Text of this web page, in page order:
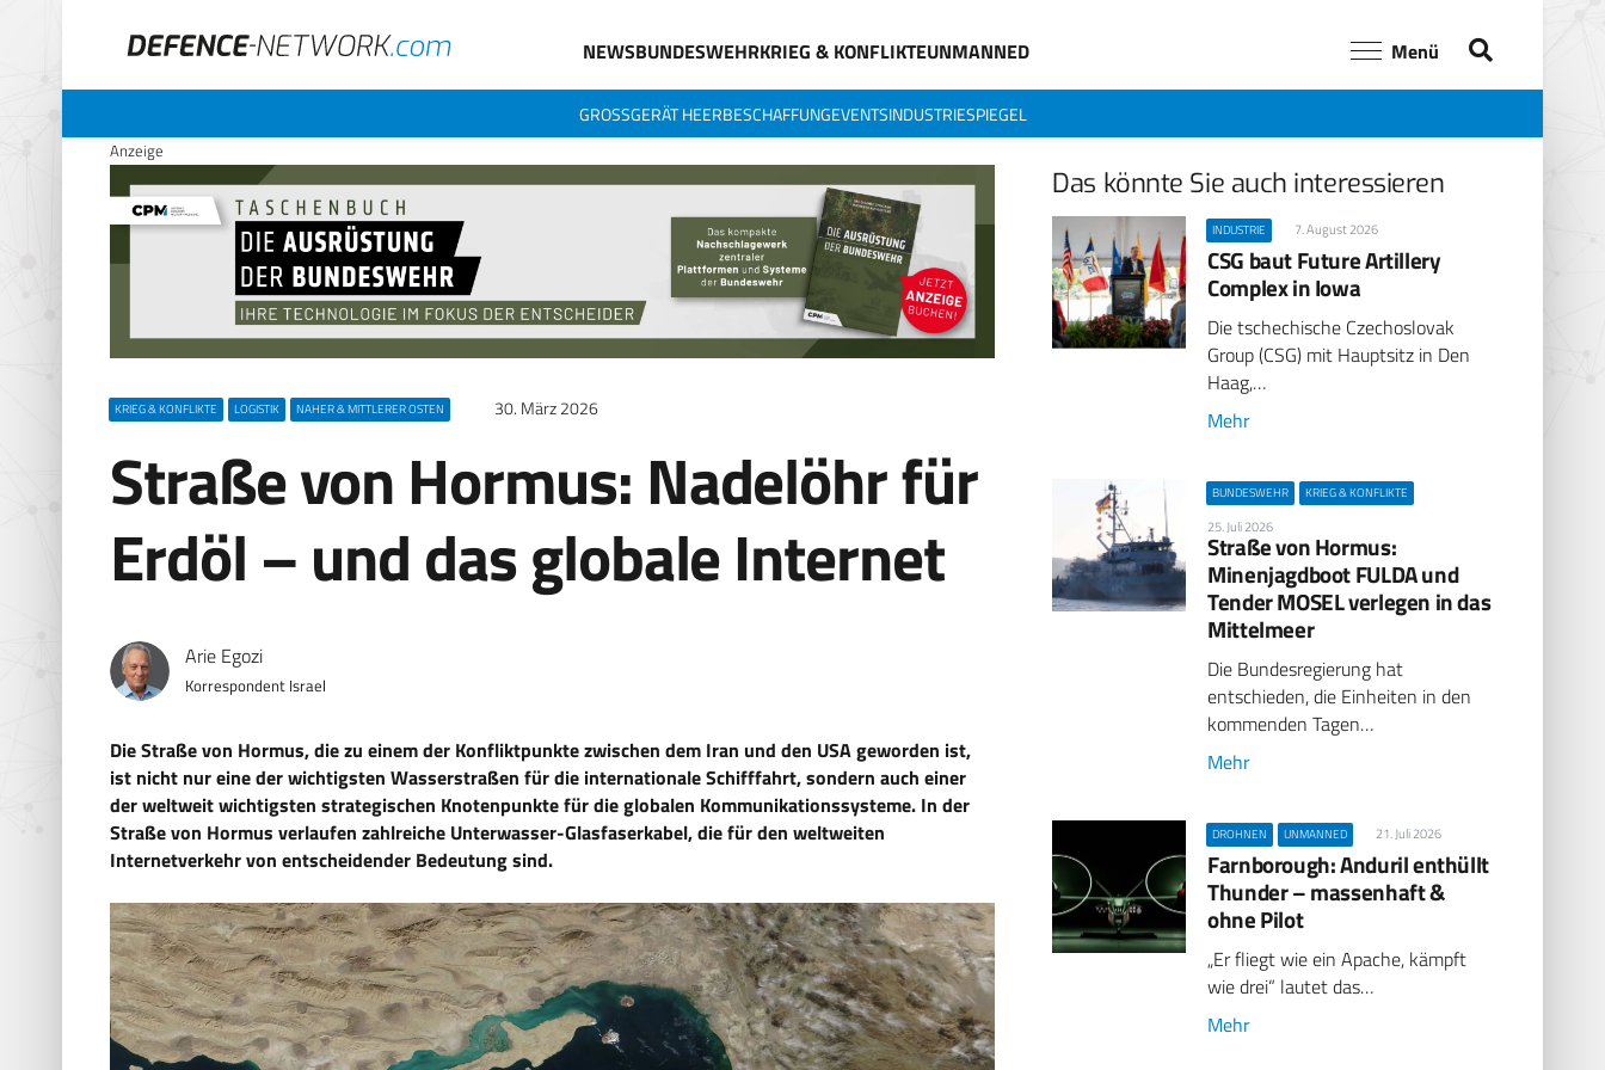
NEWSBUNDESWEHRKRIEG & KONFLIKTEUNMANNED Menü
GROSSGERÄT HEERBESCHAFFUNGEVENTSINDUSTRIESPIEGEL
Anzeige
KRIEG & KONFLIKTE LOGISTIK NAHER & MITTLERER OSTEN 30. März 2026
Straße von Hormus: Nadelöhr für
Erdöl – und das globale Internet
Arie Egozi
Korrespondent Israel
Die Straße von Hormus, die zu einem der Konfliktpunkte zwischen dem Iran und den USA geworden ist,
ist nicht nur eine der wichtigsten Wasserstraßen für die internationale Schifffahrt, sondern auch einer
der weltweit wichtigsten strategischen Knotenpunkte für die globalen Kommunikationssysteme. In der
Straße von Hormus verlaufen zahlreiche Unterwasser-Glasfaserkabel, die für den weltweiten
Internetverkehr von entscheidender Bedeutung sind.
Das könnte Sie auch interessieren
INDUSTRIE 7. August 2026
CSG baut Future Artillery
Complex in Iowa
Die tschechische Czechoslovak
Group (CSG) mit Hauptsitz in Den
Haag,…
Mehr
BUNDESWEHR KRIEG & KONFLIKTE
25. Juli 2026
Straße von Hormus:
Minenjagdboot FULDA und
Tender MOSEL verlegen in das
Mittelmeer
Die Bundesregierung hat
entschieden, die Einheiten in den
kommenden Tagen…
Mehr
DROHNEN UNMANNED 21. Juli 2026
Farnborough: Anduril enthüllt
Thunder – massenhaft &
ohne Pilot
„Er fliegt wie ein Apache, kämpft
wie drei“ lautet das…
Mehr